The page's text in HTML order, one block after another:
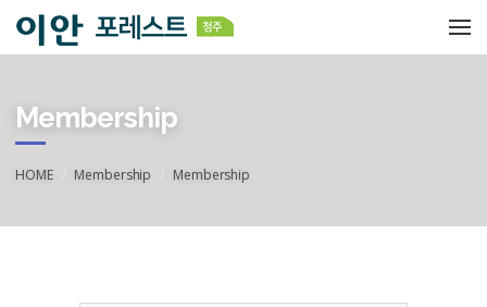
메뉴 건너뛰기
Membership
HOME Membership Membership